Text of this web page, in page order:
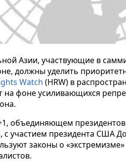
Азии, участвующие в
должны уделить
Watch (HRW) в
на фоне усиливающихся
объединяющем президентов
с участием президента США
законы о